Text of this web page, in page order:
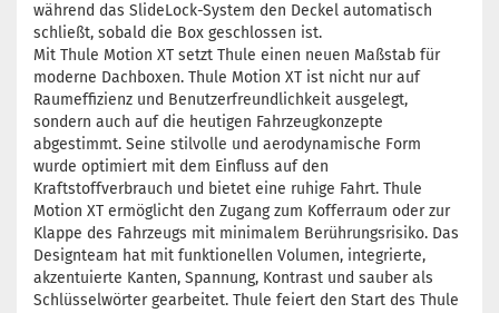
während das SlideLock-System den Deckel automatisch
schließt, sobald die Box geschlossen ist.
Mit Thule Motion XT setzt Thule einen neuen Maßstab für
moderne Dachboxen. Thule Motion XT ist nicht nur auf
Raumeffizienz und Benutzerfreundlichkeit ausgelegt,
sondern auch auf die heutigen Fahrzeugkonzepte
abgestimmt. Seine stilvolle und aerodynamische Form
wurde optimiert mit dem Einfluss auf den
Kraftstoffverbrauch und bietet eine ruhige Fahrt. Thule
Motion XT ermöglicht den Zugang zum Kofferraum oder zur
Klappe des Fahrzeugs mit minimalem Berührungsrisiko. Das
Designteam hat mit funktionellen Volumen, integrierte,
akzentuierte Kanten, Spannung, Kontrast und sauber als
Schlüsselwörter gearbeitet. Thule feiert den Start des Thule